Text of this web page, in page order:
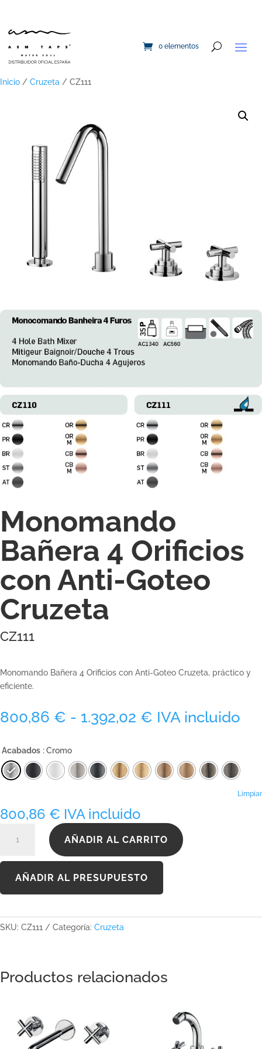
0 elementos
Inicio / Cruzeta / CZ111
Monomando
Bañera 4 Orificios
con Anti-Goteo
Cruzeta
CZ111
Monomando Bañera 4 Orificios con Anti-Goteo Cruzeta, práctico y
eficiente.
800,86 € - 1.392,02 € Rango
desde
800,86 €
hasta
IVA incluido
Acabados : Cromo
Limpiar
800,86 € IVA incluido
cantidad
AÑADIR AL CARRITO
AÑADIR AL PRESUPUESTO
SKU: CZ111 Categoría: Cruzeta
Productos relacionados